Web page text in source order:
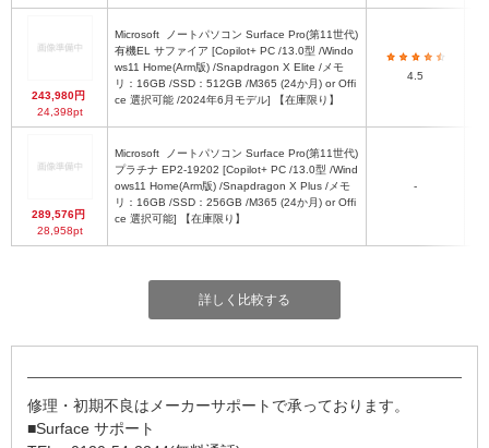
243,980円
24,398pt
Microsoft
有機EL サファイア [Copilot+ PC /13.0型 /Windo
ws11 Home(Arm版) /Snapdragon X Elite /メモ
リ：16GB /SSD：512GB /M365 (24か月) or Offi
ce 選択可能 /2024年6月モデル] 【在庫限り】
4.5
289,576円
28,958pt
Microsoft
プラチナ EP2-19202 [Copilot+ PC /13.0型 /Wind
ows11 Home(Arm版) /Snapdragon X Plus /メモ
リ：16GB /SSD：256GB /M365 (24か月) or Offi
ce 選択可能] 【在庫限り】
-
詳しく比較する
修理・初期不良はメーカーサポートで承っております。
■Surface サポート